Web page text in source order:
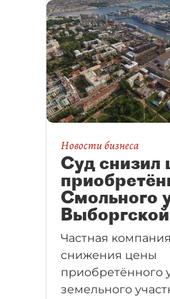
Новости бизнеса
Суд снизил
Смольного
Частная
снижения цены
приобретённого
земельного